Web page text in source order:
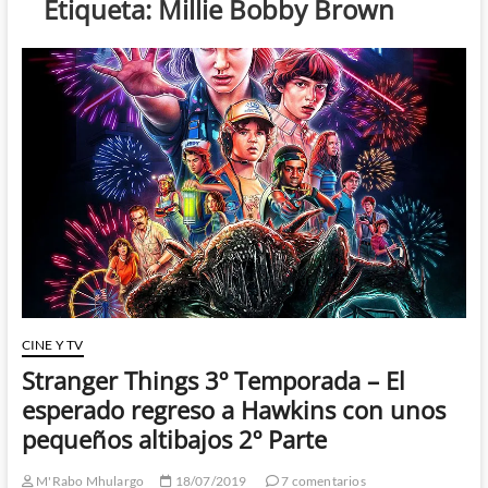
Etiqueta: Millie Bobby Brown
CINE Y TV
Stranger Things 3º Temporada – El
esperado regreso a Hawkins con unos
pequeños altibajos 2º Parte
M'Rabo Mhulargo 18/07/2019
7 comentarios